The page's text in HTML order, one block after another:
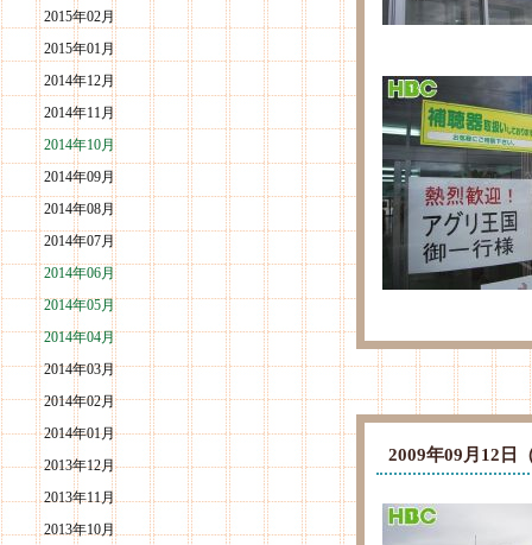
2015年02月
2015年01月
2014年12月
2014年11月
2014年10月
2014年09月
2014年08月
2014年07月
2014年06月
2014年05月
2014年04月
2014年03月
2014年02月
2014年01月
2013年12月
2013年11月
2013年10月
2009年09月12